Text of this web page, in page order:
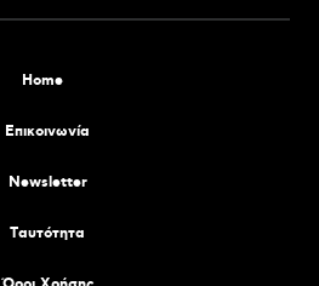
Home
Επικοινωνία
Newsletter
Tαυτότητα